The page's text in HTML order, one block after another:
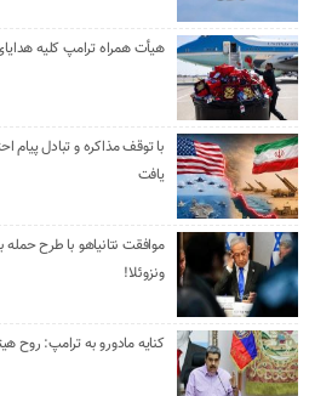
هیأت همراه ترامپ کلیه
با توقف مذاکره و تبادل پیام
یافت
موافقت نتانیاهو با طرح حمله
ونزوئلا!
کنایه مادورو به ترامپ: روح